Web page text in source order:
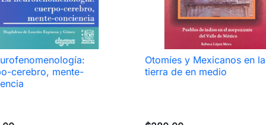
 Vista rápida
cerebro, mente-
 Vista rápida
Otomíes y Mexicanos en la
tierra de en medio